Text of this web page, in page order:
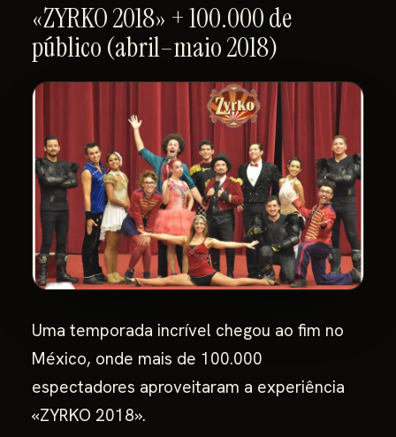
«ZYRKO 2018» + 100.000 de
público (abril–maio 2018)
Uma temporada incrível chegou ao fim no
México, onde mais de 100.000
espectadores aproveitaram a experiência
«ZYRKO 2018».